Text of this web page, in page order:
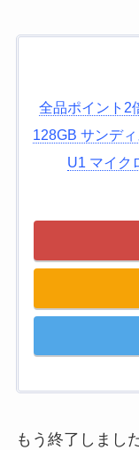
全品ポイント2
128GB サンデ
U1 マイク
もう終了しまし